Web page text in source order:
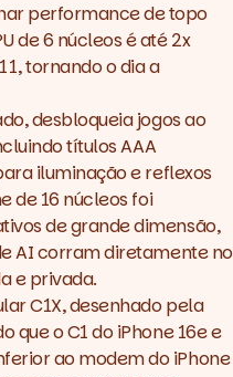
performance de topo
de 6 núcleos é até 2x
tornando o dia a
desbloqueia jogos ao
títulos AAA
iluminação e reflexos
de 16 núcleos foi
de grande dimensão,
AI corram diretamente no
e privada.
C1X, desenhado pela
que o C1 do iPhone 16e e
ao modem do iPhone